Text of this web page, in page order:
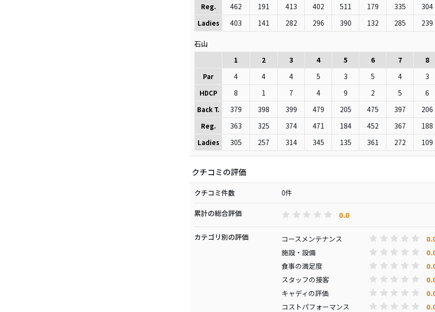
Reg. 462 191 413 402 511 179 335 304
Ladies 403 141 282 296 390 132 285 239
石山
1
2 3 4 5 6 7 8
Par 4 4 4 5 3 5 4 3
HDCP 8 1 7 4 9 2 5 6
Back T. 379 398 399 479 205 475 397 206
Reg. 363 325 374 471 184 452 367 188
Ladies 305 257 314 345 135 361 272 109
クチコミの評価
クチコミ件数 0件
累計の総合評価 0.0
カテゴリ別の評価 コースメンテナンス
施設・設備
食事の満足度
スタッフの接客
キャディの評価
コストパフォーマンス